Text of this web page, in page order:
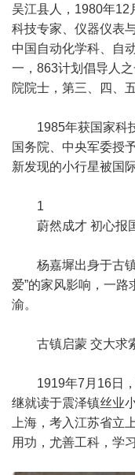
吴江县人，1980年12
科技专家、仪器仪表
中国自动化学科、自
一，863计划倡导人
院院士，第三、四、
1985年获国家科
国务院、中央军委授
新发现的小行星被国
1
蔚然成才 初心报
杨嘉墀出身于古
爱”的家风影响，一
渝。
古镇启蒙 交大求
1919年7月16日
继就读于震泽镇丝业
上海，考入江苏省立
用功，尤善工科，学